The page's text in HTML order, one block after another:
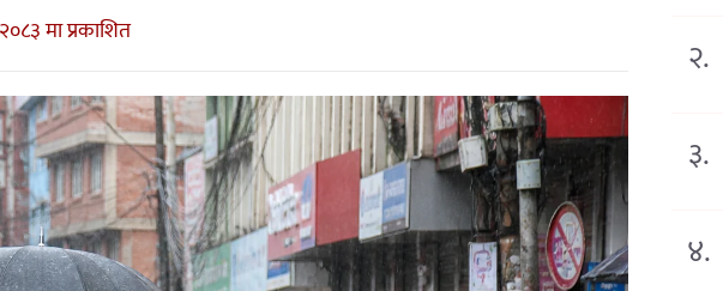
मा प्रकाशित
२.
३.
४.